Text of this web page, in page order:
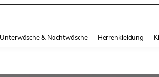
Unterwäsche & Nachtwäsche Herrenkleidung